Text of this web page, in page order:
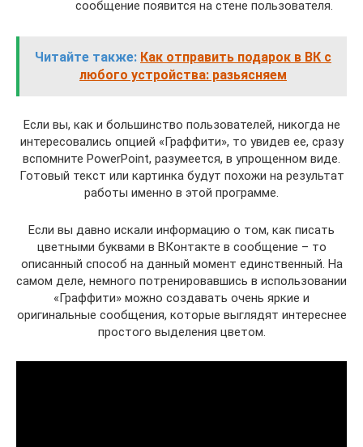
сообщение появится на стене пользователя.
Читайте также: Как отправить подарок в ВК с
любого устройства: разьясняем
Если вы, как и большинство пользователей, никогда не
интересовались опцией «Граффити», то увидев ее, сразу
вспомните PowerPoint, разумеется, в упрощенном виде.
Готовый текст или картинка будут похожи на результат
работы именно в этой программе.
Если вы давно искали информацию о том, как писать
цветными буквами в ВКонтакте в сообщение – то
описанный способ на данный момент единственный. На
самом деле, немного потренировавшись в использовании
«Граффити» можно создавать очень яркие и
оригинальные сообщения, которые выглядят интереснее
простого выделения цветом.